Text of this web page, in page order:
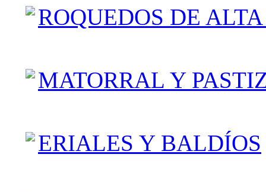
ROQUEDOS DE
MATORRAL Y
ERIALES Y BALDÍOS